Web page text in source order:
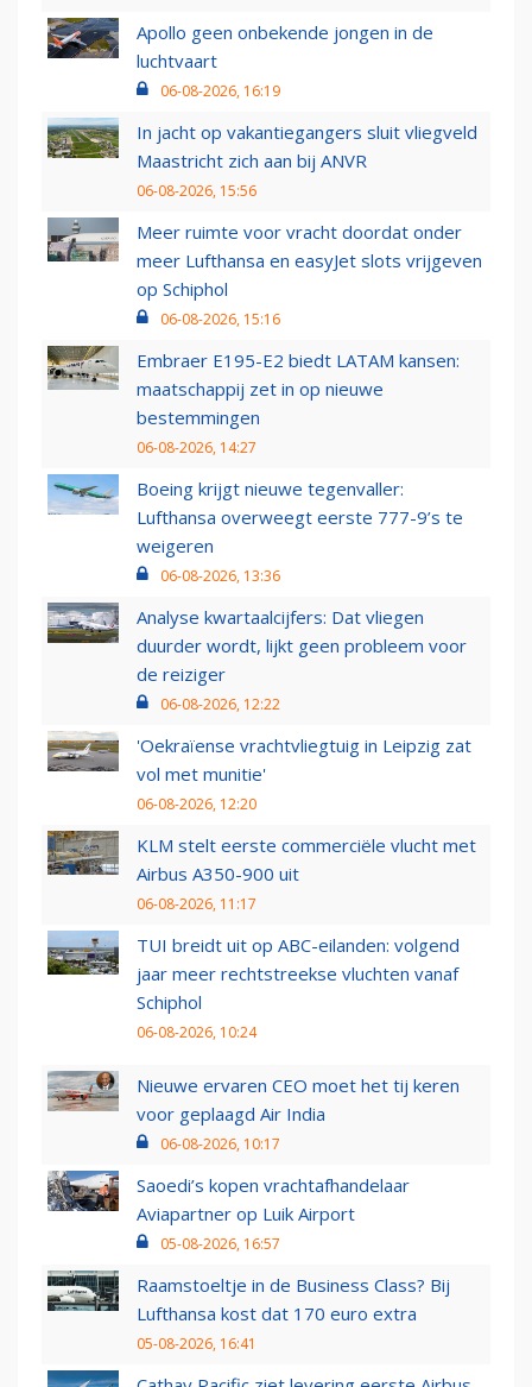
Apollo geen onbekende jongen in de
luchtvaart
06-08-2026, 16:19
In jacht op vakantiegangers sluit vliegveld
Maastricht zich aan bij ANVR
06-08-2026, 15:56
Meer ruimte voor vracht doordat onder
meer Lufthansa en easyJet slots vrijgeven
op Schiphol
06-08-2026, 15:16
Embraer E195-E2 biedt LATAM kansen:
maatschappij zet in op nieuwe
bestemmingen
06-08-2026, 14:27
Boeing krijgt nieuwe tegenvaller:
Lufthansa overweegt eerste 777-9’s te
weigeren
06-08-2026, 13:36
Analyse kwartaalcijfers: Dat vliegen
duurder wordt, lijkt geen probleem voor
de reiziger
06-08-2026, 12:22
'Oekraïense vrachtvliegtuig in Leipzig zat
vol met munitie'
06-08-2026, 12:20
KLM stelt eerste commerciële vlucht met
Airbus A350-900 uit
06-08-2026, 11:17
TUI breidt uit op ABC-eilanden: volgend
jaar meer rechtstreekse vluchten vanaf
Schiphol
06-08-2026, 10:24
Nieuwe ervaren CEO moet het tij keren
voor geplaagd Air India
06-08-2026, 10:17
Saoedi’s kopen vrachtafhandelaar
Aviapartner op Luik Airport
05-08-2026, 16:57
Raamstoeltje in de Business Class? Bij
Lufthansa kost dat 170 euro extra
05-08-2026, 16:41